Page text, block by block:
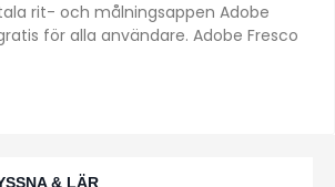
& LÄR
rit- och målningsappen Adobe
för alla användare. Adobe Fresco